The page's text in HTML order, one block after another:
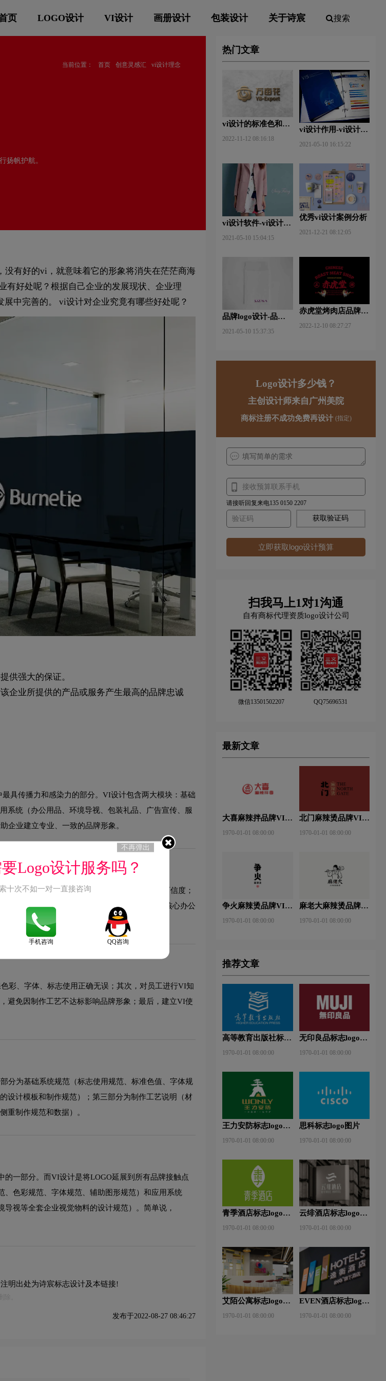
页 LOGO设计 VI设计 画册设计 包装设计 关于诗宸 搜索
当前位置： 首页 创意灵感汇
vi设计理念
扬帆护航。
有好的vi，就意味着它的形象将消失在茫茫商海
有好处呢？根据自己企业的发展现状、企业理
中完善的。 vi设计对企业究竟有哪些好处呢？
供强大的保证。
企业所提供的产品或服务产生最高的品牌忠诚
具传播力和感染力的部分。VI设计包含两大模块：基础
系统（办公用品、环境导视、包装礼品、广告宣传、服
企业建立专业、一致的品牌形象。
带来长期回报：统一的品牌形象提升专业度和可信度；
于中小企业，可以从基础VI套餐入手（LOGO+核心办公
彩、字体、标志使用正确无误；其次，对员工进行VI知
避免因制作工艺不达标影响品牌形象；最后，建立VI使
分为基础系统规范（标志使用规范、标准色值、字体规
设计模板和制作规范）；第三部分为制作工艺说明（材
重制作规范和数据）。
一部分。而VI设计是将LOGO延展到所有品牌接触点
色彩规范、字体规范、辅助图形规范）和应用系统
导视等全套企业视觉物料的设计规范）。简单说，
明出处为诗宸标志设计及本链接!
发布于2022-08-27 08:46:27
热门文章
vi设计的标准色和辅
2022-11-12 08:16:18
vi设计作用-vi设计的
2021-05-10 16:15:22
vi设计软件-vi设计用
2021-05-10 15:04:15
优秀vi设计案例分析
2021-12-21 08:12:05
品牌logo设计-品牌vi
2021-05-10 15:37:35
赤虎堂烤肉店品牌VI
2022-12-10 08:27:27
Logo设计多少钱？
主创设计师来自广州美院
商标注册不成功免费再设计 (指定)
请接听回复来电135 0150 2207
获取验证码
立即获取logo设计预算
扫我马上1对1沟通
自有商标代理资质logo设计公司
微信13501502207 QQ75696531
最新文章
大喜麻辣拌品牌VI设
1970-01-01 08:00:00
北门麻辣烫品牌VI设
1970-01-01 08:00:00
争火麻辣烫品牌VI设
1970-01-01 08:00:00
麻老大麻辣烫品牌VI
1970-01-01 08:00:00
推荐文章
高等教育出版社标志
1970-01-01 08:00:00
无印良品标志logo图
1970-01-01 08:00:00
王力安防标志logo图
1970-01-01 08:00:00
思科标志logo图片
1970-01-01 08:00:00
青季酒店标志logo图
1970-01-01 08:00:00
云绯酒店标志logo图
1970-01-01 08:00:00
艾陌公寓标志logo图
1970-01-01 08:00:00
EVEN酒店标志logo
1970-01-01 08:00:00
不再弹出
Logo设计服务吗？
十次不如一对一直接咨询
手机咨询 QQ咨询